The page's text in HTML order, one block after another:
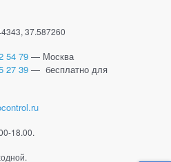
37.587260
54 79 — Москва
27 39 — бесплатно для
18.00.